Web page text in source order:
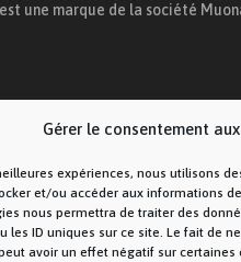
Gérer le consentement
expériences, nous utilisons
et/ou accéder aux informations
nous permettra de traiter des
les ID uniques sur ce site. Le fait de
avoir un effet négatif sur certaines
une marque de la société